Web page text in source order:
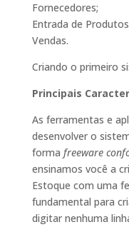
Fornecedores;
Entrada de
Vendas.
Criando o primeiro
Principais
As ferramentas e
desenvolver o
forma freeware
ensinamos você a
Estoque com uma
fundamental para
digitar nenhuma